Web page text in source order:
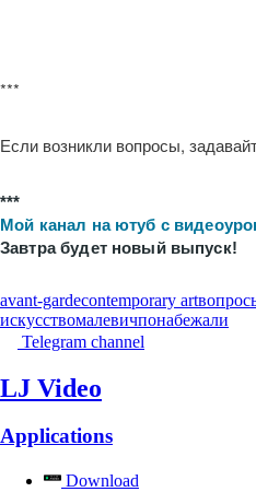
***
Если возникли вопросы,
***
Мой канал на ютуб с
Завтра будет новый выпуск!
avant-gardecontemporary art
искусствомалевичпонабежали
Telegram channel
LJ Video
Applications
Download